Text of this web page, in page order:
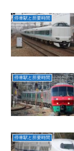
停車駅と所要時間
停車駅と所要時間
停車駅と所要時間